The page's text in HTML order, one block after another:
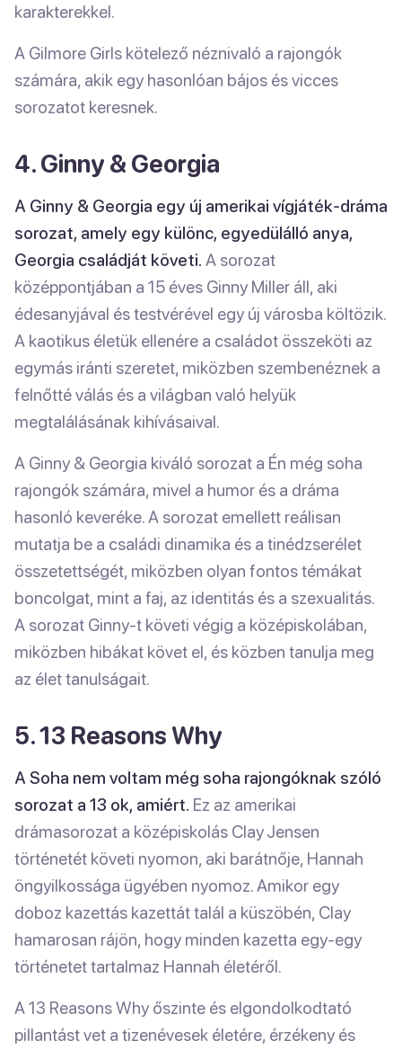
karakterekkel.
A Gilmore Girls kötelező néznivaló a rajongók
számára, akik egy hasonlóan bájos és vicces
sorozatot keresnek.
4. Ginny & Georgia
A Ginny & Georgia egy új amerikai vígjáték-dráma
sorozat, amely egy különc, egyedülálló anya,
Georgia családját követi. A sorozat
középpontjában a 15 éves Ginny Miller áll, aki
édesanyjával és testvérével egy új városba költözik.
A kaotikus életük ellenére a családot összeköti az
egymás iránti szeretet, miközben szembenéznek a
felnőtté válás és a világban való helyük
megtalálásának kihívásaival.
A Ginny & Georgia kiváló sorozat a Én még soha
rajongók számára, mivel a humor és a dráma
hasonló keveréke. A sorozat emellett reálisan
mutatja be a családi dinamika és a tinédzserélet
összetettségét, miközben olyan fontos témákat
boncolgat, mint a faj, az identitás és a szexualitás.
A sorozat Ginny-t követi végig a középiskolában,
miközben hibákat követ el, és közben tanulja meg
az élet tanulságait.
5. 13 Reasons Why
A Soha nem voltam még soha rajongóknak szóló
sorozat a 13 ok, amiért. Ez az amerikai
drámasorozat a középiskolás Clay Jensen
történetét követi nyomon, aki barátnője, Hannah
öngyilkossága ügyében nyomoz. Amikor egy
doboz kazettás kazettát talál a küszöbén, Clay
hamarosan rájön, hogy minden kazetta egy-egy
történetet tartalmaz Hannah életéről.
A 13 Reasons Why őszinte és elgondolkodtató
pillantást vet a tizenévesek életére, érzékeny és